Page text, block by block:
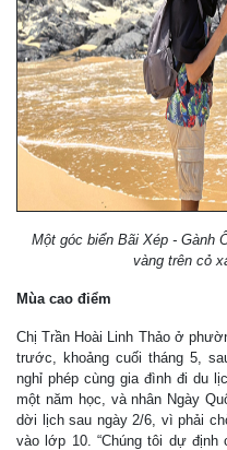
Một góc biển Bãi Xép - Gành
vàng trên cỏ
Mùa cao điểm
Chị Trần Hoài Linh Thảo ở
trước, khoảng cuối tháng 5,
nghỉ phép cùng gia đình đi du
một năm học, và nhân Ngày
dời lịch sau ngày 2/6, vì phải
vào lớp 10. “Chúng tôi dự